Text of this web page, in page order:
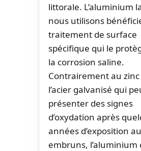
littorale. L’aluminium
nous utilisons
traitement de surface
spécifique qui le
la corrosion saline.
Contrairement au zinc
l’acier galvanisé qui
présenter des signes
d’oxydation après
années d’exposition
embruns, l’aluminium